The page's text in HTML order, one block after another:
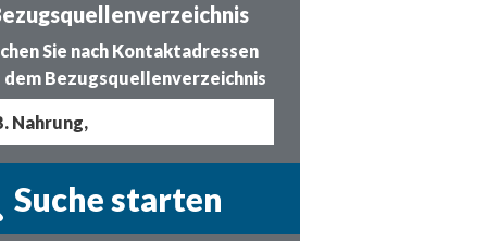
Sie nach Kontaktadressen
dem Bezugsquellenverzeichnis